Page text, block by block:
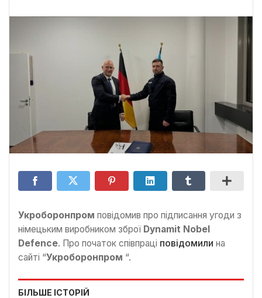
Укроборонпром повідомив про підписання угоди з
німецьким виробником зброї Dynamit Nobel
Defence. Про початок співпраці повідомили на
сайті “Укроборонпром “.
БІЛЬШЕ ІСТОРІЙ